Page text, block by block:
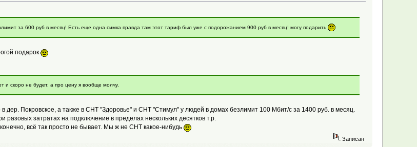
за 600 руб в месяц! Есть еще одна симка правда там этот тариф был уже с подорожанием 900 руб в месяц! могу подарить
подарок
и скоро не будет, а про цену я вообще молчу.
в дер. Покровское, а также в СНТ "Здоровье" и СНТ "Стимул" у людей в домах безлимит 100 Мбит/с за 1400 руб. в месяц.
затратах на подключение в пределах нескольких десятков т.р.
всё так просто не бывает. Мы ж не СНТ какое-нибудь
Записан